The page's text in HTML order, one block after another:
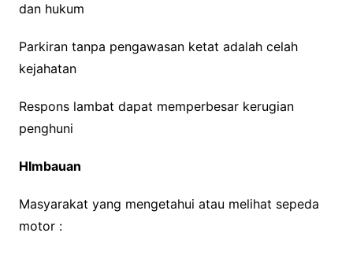
dan hukum
Parkiran tanpa pengawasan ketat adalah celah
kejahatan
Respons lambat dapat memperbesar kerugian
penghuni
HImbauan
Masyarakat yang mengetahui atau melihat sepeda
motor :